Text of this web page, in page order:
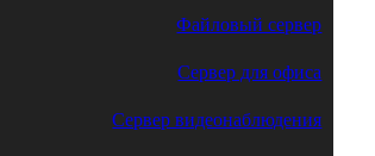
Файловый сервер
Сервер для офиса
Сервер видеонаблюдения